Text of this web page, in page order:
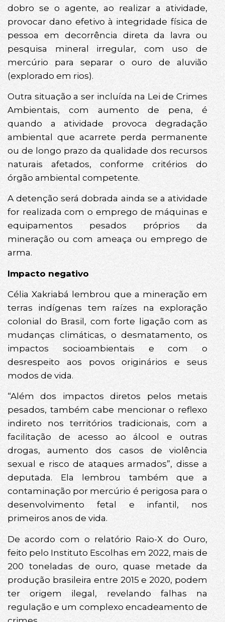
dobro se o agente, ao realizar a atividade,
provocar dano efetivo à integridade física de
pessoa em decorrência direta da lavra ou
pesquisa mineral irregular, com uso de
mercúrio para separar o ouro de aluvião
(explorado em rios).
Outra situação a ser incluída na Lei de Crimes
Ambientais, com aumento de pena, é
quando a atividade provoca degradação
ambiental que acarrete perda permanente
ou de longo prazo da qualidade dos recursos
naturais afetados, conforme critérios do
órgão ambiental competente.
A detenção será dobrada ainda se a atividade
for realizada com o emprego de máquinas e
equipamentos pesados próprios da
mineração ou com ameaça ou emprego de
arma.
Impacto negativo
Célia Xakriabá lembrou que a mineração em
terras indígenas tem raízes na exploração
colonial do Brasil, com forte ligação com as
mudanças climáticas, o desmatamento, os
impactos socioambientais e com o
desrespeito aos povos originários e seus
modos de vida.
“Além dos impactos diretos pelos metais
pesados, também cabe mencionar o reflexo
indireto nos territórios tradicionais, com a
facilitação de acesso ao álcool e outras
drogas, aumento dos casos de violência
sexual e risco de ataques armados”, disse a
deputada. Ela lembrou também que a
contaminação por mercúrio é perigosa para o
desenvolvimento fetal e infantil, nos
primeiros anos de vida.
De acordo com o relatório Raio-X do Ouro,
feito pelo Instituto Escolhas em 2022, mais de
200 toneladas de ouro, quase metade da
produção brasileira entre 2015 e 2020, podem
ter origem ilegal, revelando falhas na
regulação e um complexo encadeamento de